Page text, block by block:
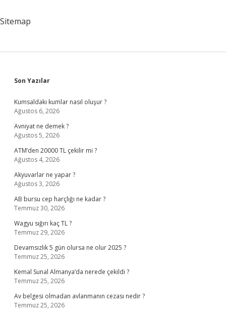
Sitemap
Sidebar
Son Yazılar
Kumsaldaki kumlar nasıl oluşur ?
Ağustos 6, 2026
Avniyat ne demek ?
Ağustos 5, 2026
ATM’den 20000 TL çekilir mi ?
Ağustos 4, 2026
Akyuvarlar ne yapar ?
Ağustos 3, 2026
AB bursu cep harçlığı ne kadar ?
Temmuz 30, 2026
Wagyu sığırı kaç TL ?
Temmuz 29, 2026
Devamsızlık 5 gün olursa ne olur 2025 ?
Temmuz 25, 2026
Kemal Sunal Almanya’da nerede çekildi ?
Temmuz 25, 2026
Av belgesi olmadan avlanmanın cezası nedir ?
Temmuz 25, 2026